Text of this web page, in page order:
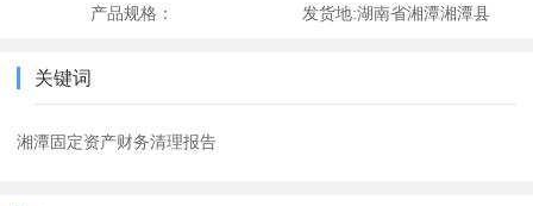
产品规格： 发货地:湖南省湘潭湘潭县
关键词
湘潭固定资产财务清理报告